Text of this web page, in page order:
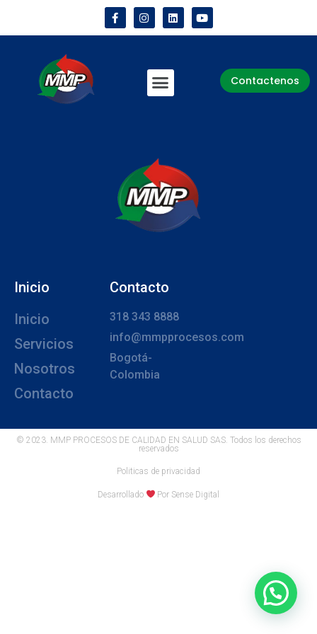
Contactenos
Inicio
Inicio
Servicios
Nosotros
Contacto
Contacto
318 343 8888
info@mmpprocesos.com
Bogotá-
Colombia
© 2023. MMP PROCESOS DE CALIDAD EN SALUD SAS. Todos los derechos
reservados
Politicas de privacidad
Desarrollado Por Sense Digital